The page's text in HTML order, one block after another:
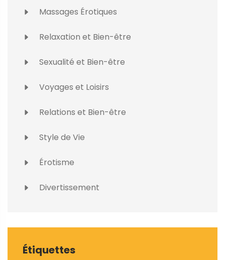
Massages Érotiques
Relaxation et Bien-être
Sexualité et Bien-être
Voyages et Loisirs
Relations et Bien-être
Style de Vie
Érotisme
Divertissement
Étiquettes